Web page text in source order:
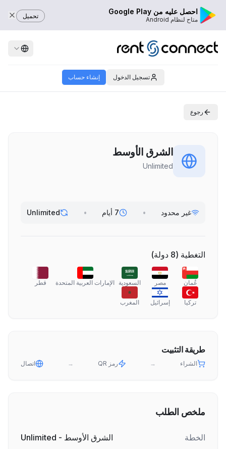
احصل عليه من Google Play
متاح لنظام Android تحميل
تسجيل الدخول إنشاء حساب
رجوع
الشرق الأوسط
Unlimited
غير محدود • 7 أيام •
Unlimited
التغطية (
8 دولة)
عُمان مصر السعودية الإمارات العربية المتحدة قطر
تركيا إسرائيل المغرب
طريقة التثبيت
الشراء → رمز QR → اتصال
ملخص الطلب
الخطة
الشرق الأوسط - Unlimited